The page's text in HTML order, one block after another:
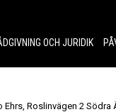
OCH JURIDIK
Ehrs, Roslinvägen 2 Södra